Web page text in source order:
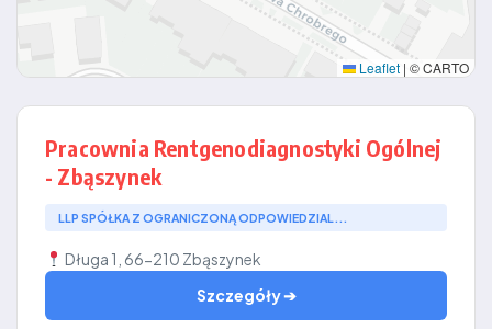
Leaflet | © CARTO
Pracownia Rentgenodiagnostyki Ogólnej
- Zbąszynek
LLP SPÓŁKA Z OGRANICZONĄ ODPOWIEDZIAL...
Długa 1, 66-210 Zbąszynek
Szczegóły ➔